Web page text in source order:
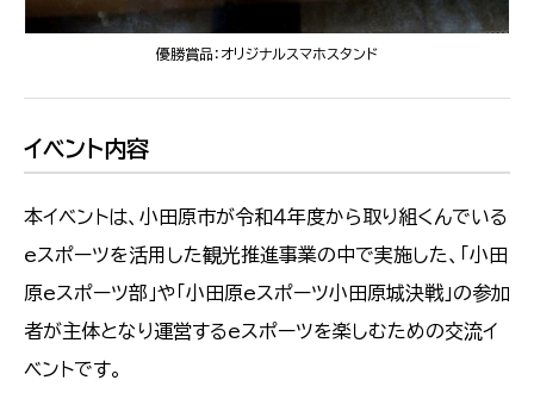
優勝賞品：オリジナルスマホスタンド
イベント内容
本イベントは、小田原市が令和４年度から取り組くんでいる
eスポーツを活用した観光推進事業の中で実施した、「小田
原eスポーツ部」や「小田原eスポーツ小田原城決戦」の参加
者が主体となり運営するeスポーツを楽しむための交流イ
ベントです。